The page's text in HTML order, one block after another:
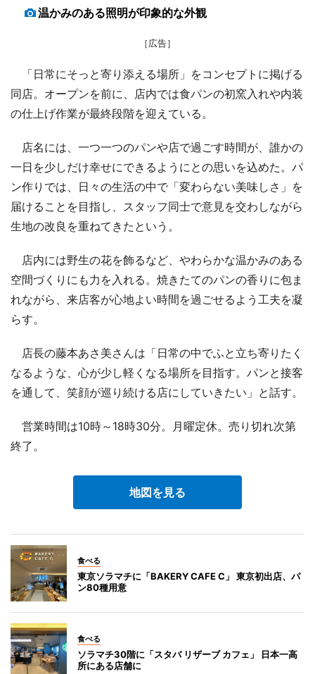
温かみのある照明が印象的な外観
［広告］
「日常にそっと寄り添える場所」をコンセプトに掲げる
同店。オープンを前に、店内では食パンの初窯入れや内装
の仕上げ作業が最終段階を迎えている。
店名には、一つ一つのパンや店で過ごす時間が、誰かの
一日を少しだけ幸せにできるようにとの思いを込めた。パ
ン作りでは、日々の生活の中で「変わらない美味しさ」を
届けることを目指し、スタッフ同士で意見を交わしながら
生地の改良を重ねてきたという。
店内には野生の花を飾るなど、やわらかな温かみのある
空間づくりにも力を入れる。焼きたてのパンの香りに包ま
れながら、来店客が心地よい時間を過ごせるよう工夫を凝
らす。
店長の藤本あさ美さんは「日常の中でふと立ち寄りたく
なるような、心が少し軽くなる場所を目指す。パンと接客
を通して、笑顔が巡り続ける店にしていきたい」と話す。
営業時間は10時～18時30分。月曜定休。売り切れ次第
終了。
地図を見る
食べる
東京ソラマチに「BAKERY CAFE C」 東京初出店、パ
ン80種用意
食べる
ソラマチ30階に「スタバ リザーブ カフェ」 日本一高
所にある店舗に